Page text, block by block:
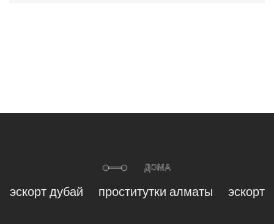
эскорт дубай проститутки алматы эскорт